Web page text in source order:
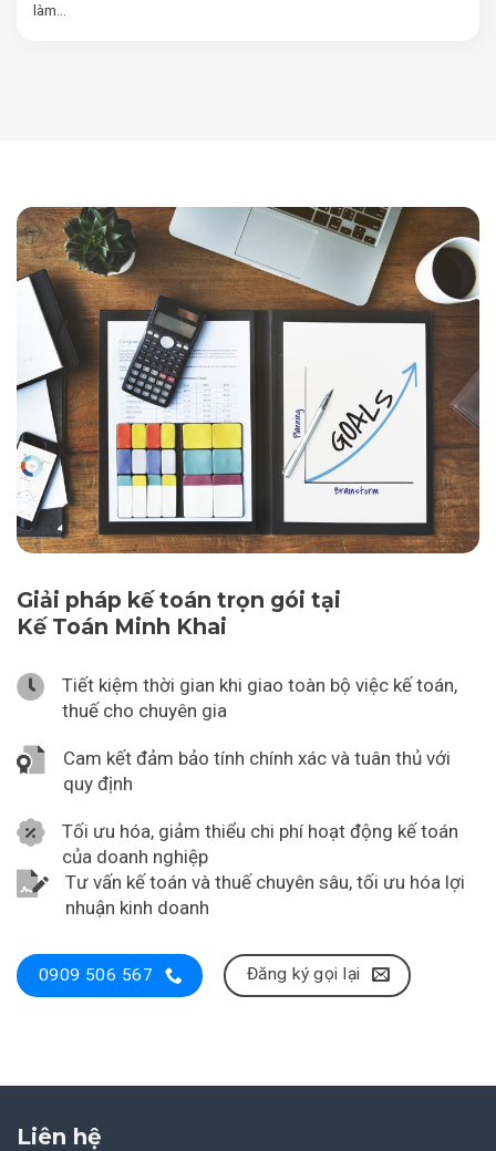
làm...
Giải pháp kế toán trọn gói tại
Kế Toán Minh Khai
Tiết kiệm thời gian khi giao toàn bộ việc kế toán,
thuế cho chuyên gia
Cam kết đảm bảo tính chính xác và tuân thủ với
quy định
Tối ưu hóa, giảm thiểu chi phí hoạt động kế toán
của doanh nghiệp
Tư vấn kế toán và thuế chuyên sâu, tối ưu hóa lợi
nhuận kinh doanh
0909 506 567 Đăng ký gọi lại
Liên hệ